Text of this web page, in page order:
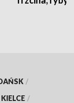
/
KIELCE /